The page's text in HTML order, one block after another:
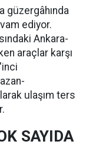
güzergâhında
ediyor.
Ankara-
araçlar karşı
ulaşım ters
SAYIDA